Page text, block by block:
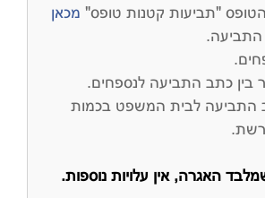
"תביעות קטנות טופס" מכאן
בין כתב התביעה לנספחים.
התביעה לבית המשפט בכמות
האגרה, אין עלויות נוספות.